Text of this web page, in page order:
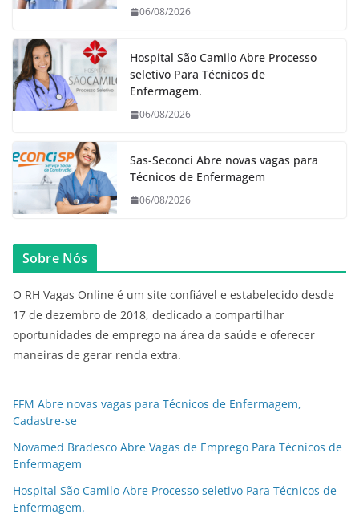
06/08/2026
Hospital São Camilo Abre Processo
seletivo Para Técnicos de
Enfermagem.
06/08/2026
Sas-Seconci Abre novas vagas para
Técnicos de Enfermagem
06/08/2026
Sobre Nós
O RH Vagas Online é um site confiável e estabelecido desde
17 de dezembro de 2018, dedicado a compartilhar
oportunidades de emprego na área da saúde e oferecer
maneiras de gerar renda extra.
FFM Abre novas vagas para Técnicos de Enfermagem,
Cadastre-se
Novamed Bradesco Abre Vagas de Emprego Para Técnicos de
Enfermagem
Hospital São Camilo Abre Processo seletivo Para Técnicos de
Enfermagem.